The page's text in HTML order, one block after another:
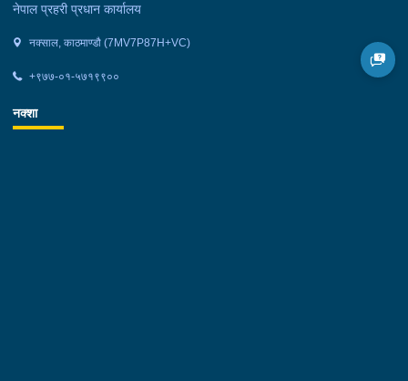
नेपाल प्रहरी प्रधान कार्यालय
नक्साल, काठमाण्डौ (7MV7P87H+VC)
+९७७-०१-५७१९९००
नक्शा